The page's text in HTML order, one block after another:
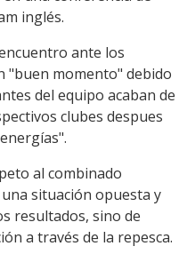
inglés.
ante los
"buen momento" debido
del equipo acaban de
clubes despues
al combinado
situación opuesta y
resultados, sino de
a través de la repesca.